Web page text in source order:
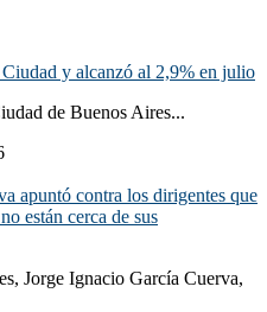
y alcanzó al 2,9% en julio
de Buenos Aires...
apuntó contra los dirigentes que
están cerca de sus
Jorge Ignacio García Cuerva,